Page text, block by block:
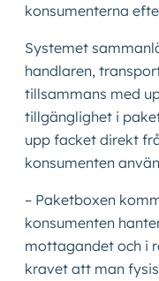
konsumenterna
Systemet
handlaren,
tillsammans med
tillgänglighet i
upp facket direkt
konsumenten
– Paketboxen
konsumenten
mottagandet och i
kravet att man